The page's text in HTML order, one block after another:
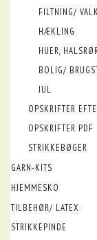
FILTNING/
HÆKLING
HUER,
BOLIG/
JUL
OPSKRIFTER
OPSKRIFTER PDF
STRIKKEBØGER
GARN-KITS
HJEMMESKO
TILBEHØR/ LATEX
STRIKKEPINDE